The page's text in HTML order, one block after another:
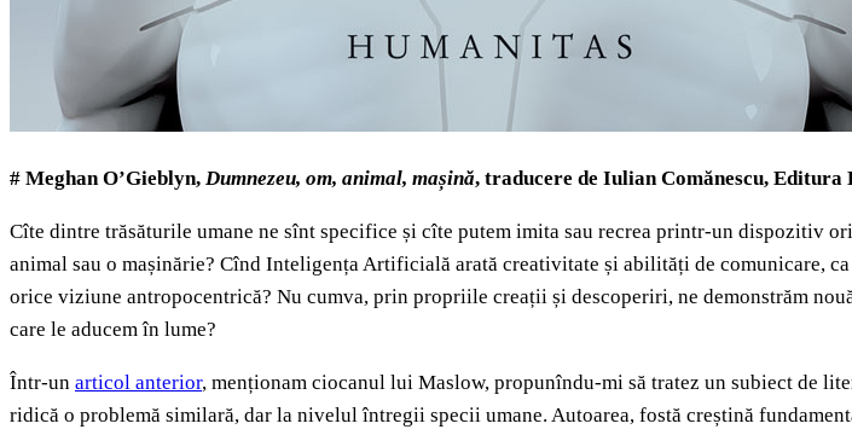
# Meghan O’Gieblyn, Dumnezeu, om, animal, mașină, traducere de Iulian Comănescu, Editura
Cîte dintre trăsăturile umane ne sînt specifice și cîte putem imita sau recrea printr-un dispozitiv
animal sau o mașinărie? Cînd Inteligența Artificială arată creativitate și abilități de comunicare,
orice viziune antropocentrică? Nu cumva, prin propriile creații și descoperiri, ne demonstrăm
care le aducem în lume?
Într-un articol anterior, menționam ciocanul lui Maslow, propunîndu-mi să tratez un subiect de
ridică o problemă similară, dar la nivelul întregii specii umane. Autoarea, fostă creștină